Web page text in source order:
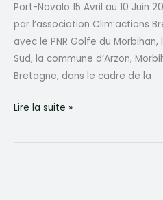
Port-Navalo 15 Avril au 10 Juin
par l’association Clim’actions
avec le PNR Golfe du
Sud, la commune d’Arzon,
Bretagne, dans le cadre de la
Hydroliennes
Energies
Lire la suite »